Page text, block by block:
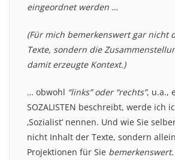
eingeordnet werden …
(Für mich bemerkenswert gar nicht
Texte, sondern die
damit erzeugte Kontext.)
… obwohl “links” oder “rechts”, u.a.,
SOZALISTEN beschreibt, werde ich
‚Sozialist‘ nennen. Und wie Sie
nicht Inhalt der Texte, sondern
Projektionen für Sie bemerkenswert.